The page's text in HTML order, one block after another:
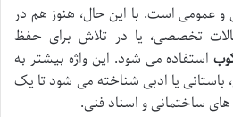
و عمومی است. با این حال، هنوز هم در
تخصصی، یا در تلاش برای حفظ
استفاده می شود. این واژه بیشتر به
یا ادبی شناخته می شود تا یک
های ساختمانی و اسناد فنی.